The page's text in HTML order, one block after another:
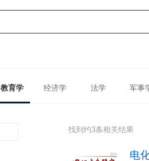
教育学 经济学 法学 军事
找到约3条相关结果
电